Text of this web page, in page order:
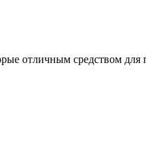
отличным средством